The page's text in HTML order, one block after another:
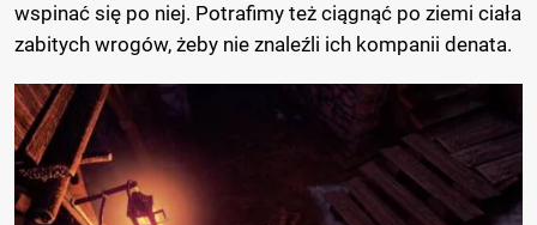
wspinać się po niej. Potrafimy też ciągnąć po ziemi ciała
zabitych wrogów, żeby nie znaleźli ich kompanii denata.